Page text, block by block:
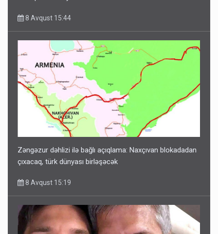
8 Avqust 15:44
Zəngəzur dəhlizi ilə bağlı açıqlama: Naxçıvan blokadadan
çıxacaq, türk dünyası birləşəcək
8 Avqust 15:19